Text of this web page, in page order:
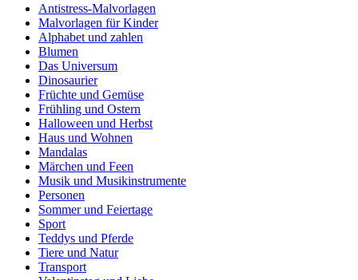
Antistress-Malvorlagen
Malvorlagen für Kinder
Alphabet und zahlen
Blumen
Das Universum
Dinosaurier
Früchte und Gemüse
Frühling und Ostern
Halloween und Herbst
Haus und Wohnen
Mandalas
Märchen und Feen
Musik und Musikinstrumente
Personen
Sommer und Feiertage
Sport
Teddys und Pferde
Tiere und Natur
Transport